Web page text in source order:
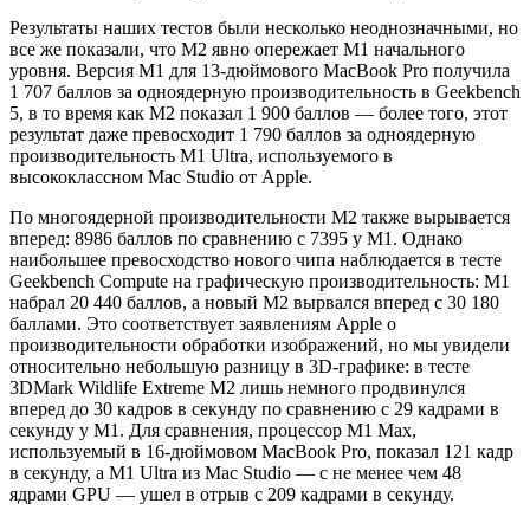
Результаты наших тестов были несколько неоднозначными, но
все же показали, что M2 явно опережает M1 начального
уровня. Версия M1 для 13-дюймового MacBook Pro получила
1 707 баллов за одноядерную производительность в Geekbench
5, в то время как M2 показал 1 900 баллов — более того, этот
результат даже превосходит 1 790 баллов за одноядерную
производительность M1 Ultra, используемого в
высококлассном Mac Studio от Apple.
По многоядерной производительности M2 также вырывается
вперед: 8986 баллов по сравнению с 7395 у M1. Однако
наибольшее превосходство нового чипа наблюдается в тесте
Geekbench Compute на графическую производительность: M1
набрал 20 440 баллов, а новый M2 вырвался вперед с 30 180
баллами. Это соответствует заявлениям Apple о
производительности обработки изображений, но мы увидели
относительно небольшую разницу в 3D-графике: в тесте
3DMark Wildlife Extreme M2 лишь немного продвинулся
вперед до 30 кадров в секунду по сравнению с 29 кадрами в
секунду у M1. Для сравнения, процессор M1 Max,
используемый в 16-дюймовом MacBook Pro, показал 121 кадр
в секунду, а M1 Ultra из Mac Studio — с не менее чем 48
ядрами GPU — ушел в отрыв с 209 кадрами в секунду.